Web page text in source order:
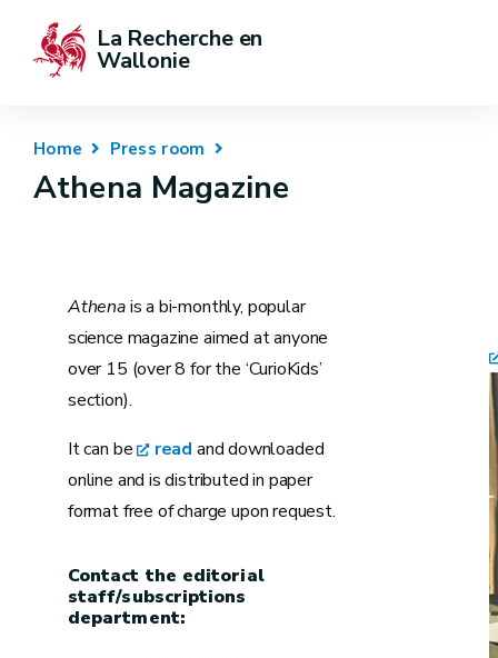
La Recherche en
Wallonie
Home Press room
Athena Magazine
Athenais a bi-monthly, popular
science magazine aimed at anyone
over 15 (over 8 for the ‘CurioKids’
section).
It can be
read and downloaded
online and is distributed in paper
format free of charge upon request.
Contact the editorial
staff/subscriptions
department: